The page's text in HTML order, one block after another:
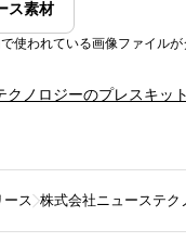
ス素材
使われている画像ファイル
クノロジーのプレスキッ
ース 株式会社ニューステク